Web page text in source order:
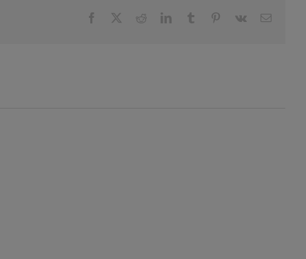
Facebook RedditLinkedInTumblr Pinterest
Vk E-